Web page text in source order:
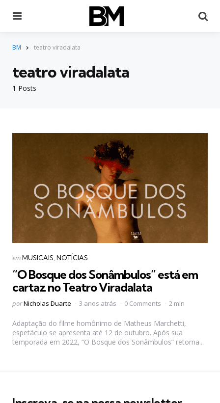
BM teatro viradalata
1 Posts
teatro viradalata
Categorias
Postado
emMUSICAIS NOTÍCIAS
“O Bosque dos Sonâmbulos” está em
cartaz no Teatro Viradalata
Postado
porNicholas Duarte 3 anos atrás 0 Comments 2 min
Adaptação do filme homônimo de Matheus Marchetti,
espetáculo se apresenta até 12 de outubro. Após sua
temporada em 2022, “O Bosque dos Sonâmbulos” retorna...